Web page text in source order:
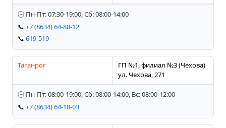
🕒 Пн-Пт: 07:30-19:00, Сб: 08:00-14:00
📞 +7 (8634) 64-88-12
📞 619-519
Таганрог
ГП №1, филиал №3 (Чехова)
ул. Чехова, 271
🕒 Пн-Пт: 08:00-19:00, Сб: 08:00-14:00, Вс: 08:00-12:00
📞 +7 (8634) 64-18-03